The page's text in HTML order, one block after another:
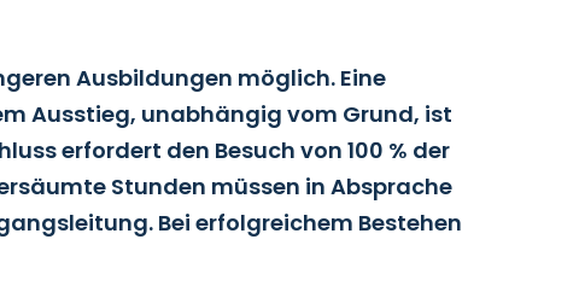
Ausbildungen möglich. Eine
Ausstieg, unabhängig vom Grund, ist
erfordert den Besuch von 100 % der
Stunden müssen in Absprache
Bei erfolgreichem Bestehen